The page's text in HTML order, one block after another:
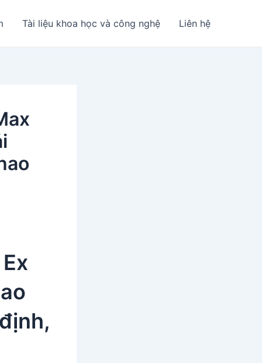
Tài liệu khoa học và công nghệ Liên hệ